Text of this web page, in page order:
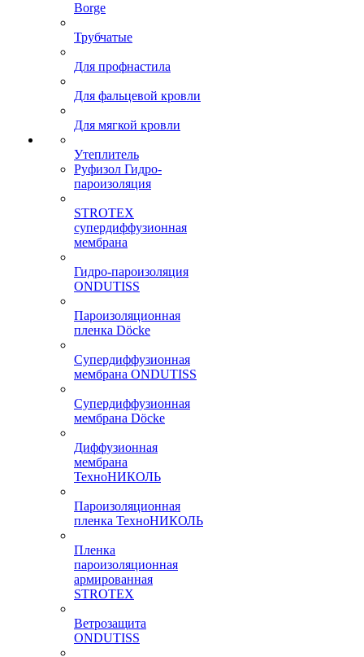
Borge
Трубчатые
Для профнастила
Для фальцевой кровли
Для мягкой кровли
Утеплитель
Руфизол Гидро-
пароизоляция
STROTEX
супердиффузионная
мембрана
Гидро-пароизоляция
ONDUTISS
Пароизоляционная
пленка Döcke
Супердиффузионная
мембрана ONDUTISS
Супердиффузионная
мембрана Döcke
Диффузионная
мембрана
ТехноНИКОЛЬ
Пароизоляционная
пленка ТехноНИКОЛЬ
Пленка
пароизоляционная
армированная
STROTEX
Ветрозащита
ONDUTISS